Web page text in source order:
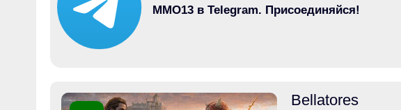
MMO13 в Telegram. Присоединяйся!
Bellatores